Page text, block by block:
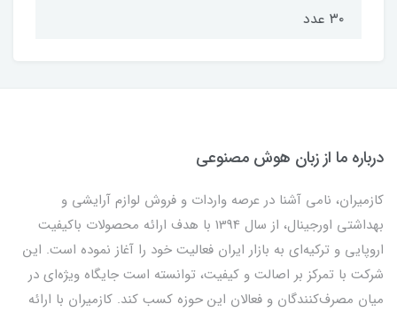
۳۰ عدد
درباره ما از زبان هوش مصنوعی
کازمیران، نامی آشنا در عرصه واردات و فروش لوازم آرایشی و
بهداشتی اورجینال، از سال 1394 با هدف ارائه محصولات باکیفیت
اروپایی و ترکیه‌ای به بازار ایران فعالیت خود را آغاز نموده است. این
شرکت با تمرکز بر اصالت و کیفیت، توانسته است جایگاه ویژه‌ای در
میان مصرف‌کنندگان و فعالان این حوزه کسب کند. کازمیران با ارائه